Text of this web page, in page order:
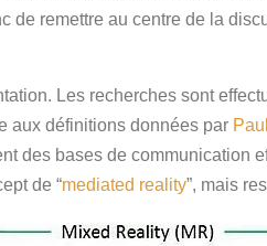
de remettre au centre de la
Les recherches sont
aux définitions données par
des bases de communication
de “mediated reality”, mais